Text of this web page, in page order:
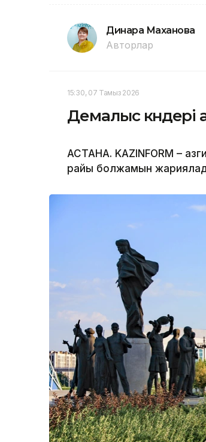
Динара Маханова
Авторлар
15:30, 07 Тамыз 2026
Демалыс күндері
АСТАНА. KAZINFORM –
райы болжамын